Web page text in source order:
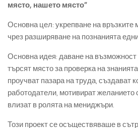
място, нашето място”
Основна цел: укрепване на връзките
чрез разширяване на познанията
Основна идея: даване на
търсят място за проверка на
проучват пазара на труда, създават
работодатели, мотивират желанието
влизат в ролята на мениджъри.
Този проект се осъществяваше в